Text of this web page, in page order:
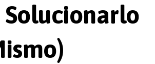
Solucionarlo